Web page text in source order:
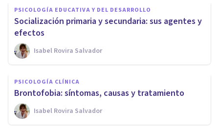
PSICOLOGÍA EDUCATIVA Y DEL DESARROLLO
Socialización primaria y secundaria: sus agentes y
efectos
Isabel Rovira Salvador
PSICOLOGÍA CLÍNICA
Brontofobia: síntomas, causas y tratamiento
Isabel Rovira Salvador